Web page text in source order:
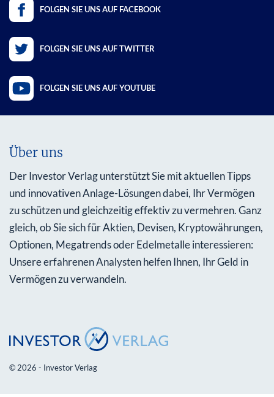
FOLGEN SIE UNS AUF FACEBOOK
FOLGEN SIE UNS AUF TWITTER
FOLGEN SIE UNS AUF YOUTUBE
Über uns
Der Investor Verlag unterstützt Sie mit aktuellen Tipps
und innovativen Anlage-Lösungen dabei, Ihr Vermögen
zu schützen und gleichzeitig effektiv zu vermehren. Ganz
gleich, ob Sie sich für Aktien, Devisen, Kryptowährungen,
Optionen, Megatrends oder Edelmetalle interessieren:
Unsere erfahrenen Analysten helfen Ihnen, Ihr Geld in
Vermögen zu verwandeln.
© 2026 - Investor Verlag